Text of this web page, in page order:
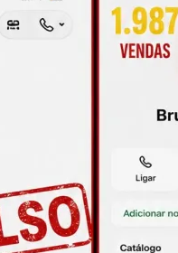
campo de perguntas!